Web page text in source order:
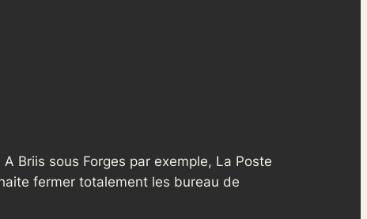
Briis sous Forges par exemple, La Poste
fermer totalement les bureau de